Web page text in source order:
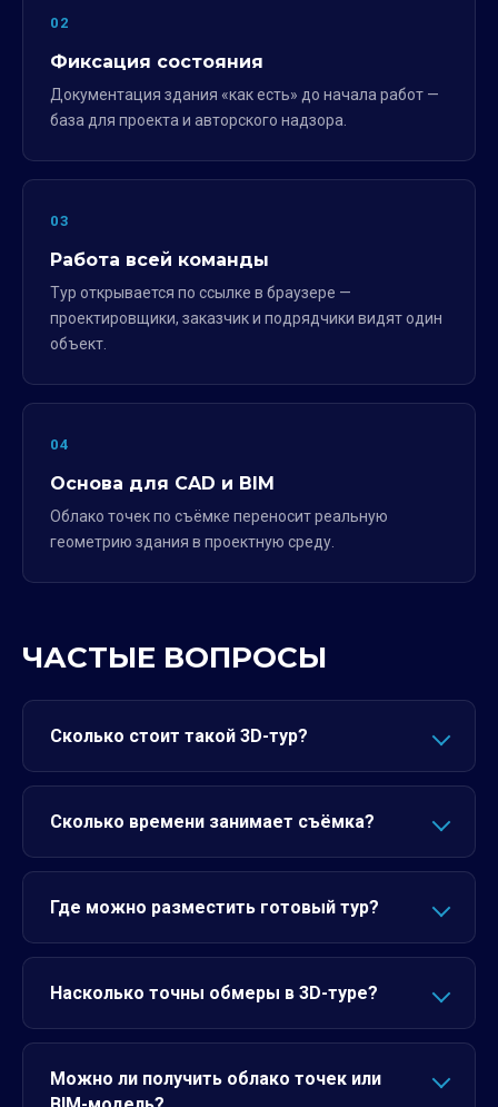
02
Фиксация состояния
Документация здания «как есть» до начала работ —
база для проекта и авторского надзора.
03
Работа всей команды
Тур открывается по ссылке в браузере —
проектировщики, заказчик и подрядчики видят один
объект.
04
Основа для CAD и BIM
Облако точек по съёмке переносит реальную
геометрию здания в проектную среду.
ЧАСТЫЕ ВОПРОСЫ
Сколько стоит такой 3D-тур?
Сколько времени занимает съёмка?
Где можно разместить готовый тур?
Насколько точны обмеры в 3D-туре?
Можно ли получить облако точек или